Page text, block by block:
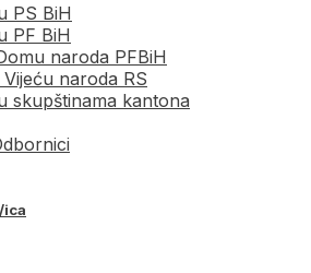
PS BiH
PF BiH
naroda PFBiH
naroda RS
skupštinama kantona
ica